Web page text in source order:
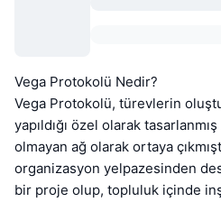
Vega Protokolü Nedir?
Vega Protokolü, türevlerin
yapıldığı özel olarak
olmayan ağ olarak ortaya
organizasyon yelpazesinden
bir proje olup, topluluk içinde